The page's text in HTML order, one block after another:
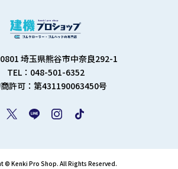
埼玉県熊谷市中奈良292-1
TEL：048-501-6352
許可：第431190063450号
© Kenki Pro Shop. All Rights Reserved.